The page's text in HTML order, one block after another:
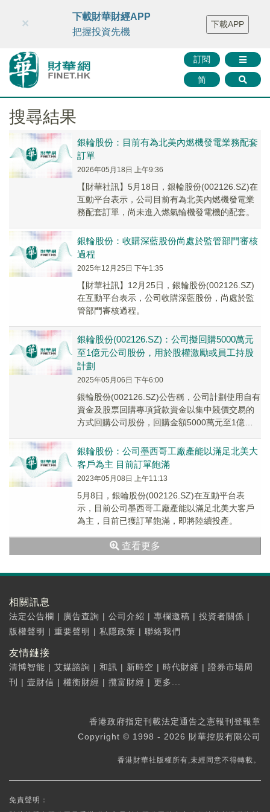
財華智庫網 FINTV FINMETA 財華證券 媒體矩陣
智庫沙龍
聯絡我們
訂閱
简
×
下載財華財經APP
把握投資先機
下載APP
搜尋結果
銀輪股份：目前有為北美內燃機發電業務配套
訂單
2026年05月18日 上午9:36
【財華社訊】5月18日，銀輪股份(002126.SZ)在
互動平台表示，公司目前有為北美內燃機發電業
務配套訂單，尚未進入燃氣輪機發電機的配套。
銀輪股份：收購深藍股份尚處於監管部門審核
過程
2025年12月25日 下午1:35
【財華社訊】12月25日，銀輪股份(002126.SZ)
在互動平台表示，公司收購深藍股份，尚處於監
管部門審核過程。
銀輪股份(002126.SZ)：公司擬回購5000萬元
至1億元公司股份，用於股權激勵或員工持股
計劃
2025年05月06日 下午6:00
銀輪股份(002126.SZ)公告稱，公司計劃使用自有
資金及股票回購專項貸款資金以集中競價交易的
方式回購公司股份，回購金額5000萬元至1億
銀輪股份：公司墨西哥工廠產能以滿足北美大
客戶為主 目前訂單飽滿
2023年05月08日 上午11:13
5月8日，銀輪股份(002126.SZ)在互動平台表
示，目前公司墨西哥工廠產能以滿足北美大客戶
為主，目前已獲訂單飽滿，即將陸續投產。
查看更多
相關訊息
法定公告欄 | 廣告查詢 | 公司介紹 | 專欄邀稿 | 投資者關係 |
版權聲明 | 重要聲明 | 私隱政策 | 聯絡我們
友情鏈接
清博智能 | 艾媒諮詢 | 和訊 | 新時空 | 時代財經 | 證券市場周
刊
| 壹財信 | 權衡財經 | 攬富財經 | 更多...
香港政府指定刊載法定通告之憲報刊登報章
Copyright © 1998 - 2026 財華控股有限公司
香港財華社版權所有,未經同意不得轉載。
免責聲明：